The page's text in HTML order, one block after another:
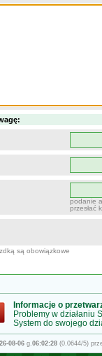
podanie
przesłać
są obowiązkowe
Informacje o
Problemy w działaniu
System do swojego
08-06g.06:02:28(0.0644/5)